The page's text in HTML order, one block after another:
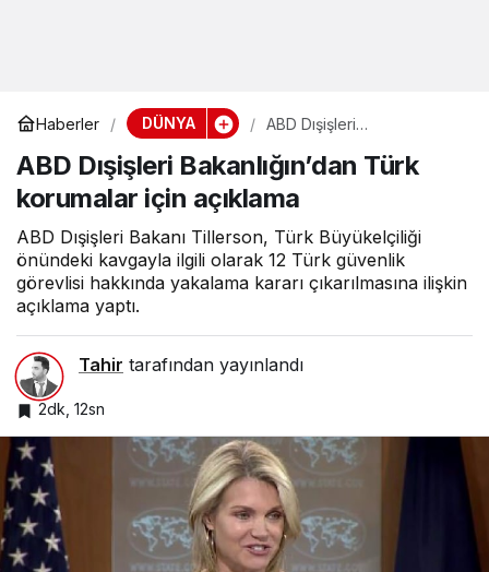
Haberler DÜNYA
ABD Dışişleri
korumalar için açıklama
ABD Dışişleri Bakanlığın’dan Türk
korumalar için açıklama
ABD Dışişleri Bakanı Tillerson, Türk Büyükelçiliği
önündeki kavgayla ilgili olarak 12 Türk güvenlik
görevlisi hakkında yakalama kararı çıkarılmasına ilişkin
açıklama yaptı.
Tahir tarafından yayınlandı
2dk, 12sn